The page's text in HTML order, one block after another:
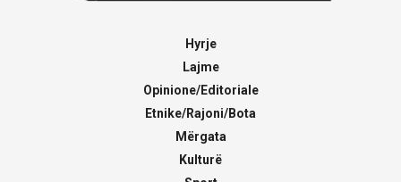
Hyrje
Lajme
Opinione/Editoriale
Etnike/Rajoni/Bota
Mërgata
Kulturë